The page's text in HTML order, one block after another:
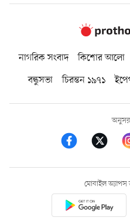
নাগরিক সংবাদ কিশোর আলো
বন্ধুসভা
চিরন্তন ১৯৭১
মোবাইল